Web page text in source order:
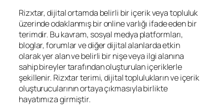
Rizxtar, dijital ortamda belirli bir içerik veya topluluk
üzerinde odaklanmış bir online varlığı ifade eden bir
terimdir. Bu kavram, sosyal medya platformları,
bloglar, forumlar ve diğer dijital alanlarda etkin
olarak yer alan ve belirli bir nişe veya ilgi alanına
sahip bireyler tarafından oluşturulan içeriklerle
şekillenir. Rizxtar terimi, dijital toplulukların ve içerik
oluşturucularının ortaya çıkmasıyla birlikte
hayatımıza girmiştir.